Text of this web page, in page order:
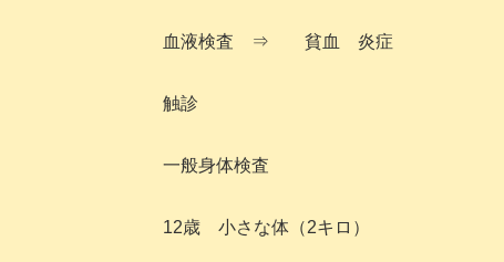
血液検査 ⇒ 貧血 炎症
触診
一般身体検査
12歳 小さな体（2キロ）